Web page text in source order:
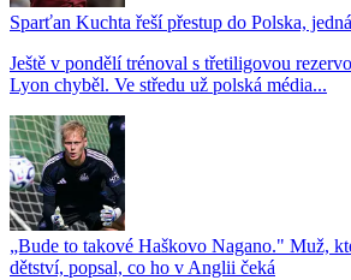
Sparťan Kuchta řeší přestup do Polska,
Ještě v pondělí trénoval s třetiligovou
Lyon chyběl. Ve středu už polská média...
„Bude to takové Haškovo Nagano." Muž,
dětství, popsal, co ho v Anglii čeká